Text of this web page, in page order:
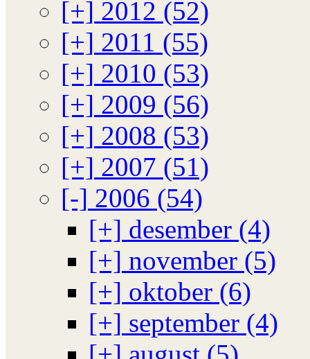
[+] 2012 (52)
[+] 2011 (55)
[+] 2010 (53)
[+] 2009 (56)
[+] 2008 (53)
[+] 2007 (51)
[-] 2006 (54)
[+] desember (4)
[+] november (5)
[+] oktober (6)
[+] september (4)